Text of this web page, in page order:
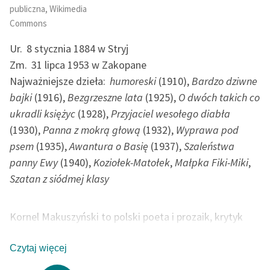
publiczna, Wikimedia
Commons
Ur. 8 stycznia 1884 w Stryj
Zm. 31 lipca 1953 w Zakopane
Najważniejsze dzieła: humoreski(1910),Bardzo dziwne
bajki(1916),Bezgrzeszne lata (1925), O dwóch takich co
ukradli księżyc (1928),Przyjaciel wesołego diabła
(1930),Panna z mokrą głową (1932), Wyprawa pod
psem (1935),Awantura o Basię (1937),Szaleństwa
panny Ewy(1940),Koziołek-Matołek,Małpka Fiki-Miki,
Szatan z siódmej klasy
Kornel Makuszyński to polski poeta i prozaik, krytyk
Akademii Nauk. Jeden z bardziej popularnych pisarzy
dwudziestolecia międzywojennego, twórca lubianych
Czytaj więcej